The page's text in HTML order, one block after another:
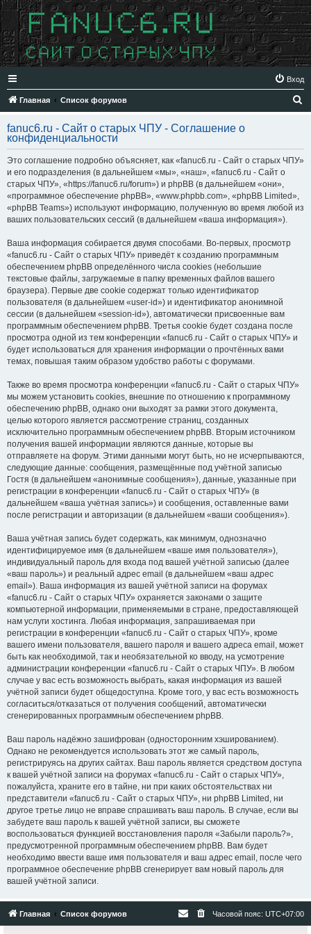
Вход
Главная Список форумов
с
fanuc6.ru - Сайт о старых ЧПУ - Соглашение о
конфиденциальности
Это соглашение подробно объясняет, как «fanuc6.ru - Сайт о старых ЧПУ»
и его подразделения (в дальнейшем «мы», «наш», «fanuc6.ru - Сайт о
старых ЧПУ», «https://fanuc6.ru/forum») и phpBB (в дальнейшем «они»,
«программное обеспечение phpBB», «www.phpbb.com», «phpBB Limited»,
«phpBB Teams») используют информацию, полученную во время любой из
ваших пользовательских сессий (в дальнейшем «ваша информация»).
Ваша информация собирается двумя способами. Во-первых, просмотр
«fanuc6.ru - Сайт о старых ЧПУ» приведёт к созданию программным
обеспечением phpBB определённого числа cookies (небольшие
текстовые файлы, загружаемые в папку временных файлов вашего
браузера). Первые две cookie содержат только идентификатор
пользователя (в дальнейшем «user-id») и идентификатор анонимной
сессии (в дальнейшем «session-id»), автоматически присвоенные вам
программным обеспечением phpBB. Третья cookie будет создана после
просмотра одной из тем конференции «fanuc6.ru - Сайт о старых ЧПУ» и
будет использоваться для хранения информации о прочтённых вами
темах, повышая таким образом удобство работы с форумами.
Также во время просмотра конференции «fanuc6.ru - Сайт о старых ЧПУ»
мы можем установить cookies, внешние по отношению к программному
обеспечению phpBB, однако они выходят за рамки этого документа,
целью которого является рассмотрение страниц, созданных
исключительно программным обеспечением phpBB. Вторым источником
получения вашей информации являются данные, которые вы
отправляете на форум. Этими данными могут быть, но не исчерпываются,
следующие данные: сообщения, размещённые под учётной записью
Гостя (в дальнейшем «анонимные сообщения»), данные, указанные при
регистрации в конференции «fanuc6.ru - Сайт о старых ЧПУ» (в
дальнейшем «ваша учётная запись») и сообщения, оставленные вами
после регистрации и авторизации (в дальнейшем «ваши сообщения»).
Ваша учётная запись будет содержать, как минимум, однозначно
идентифицируемое имя (в дальнейшем «ваше имя пользователя»),
индивидуальный пароль для входа под вашей учётной записью (далее
«ваш пароль») и реальный адрес email (в дальнейшем «ваш адрес
email»). Ваша информация из вашей учётной записи на форумах
«fanuc6.ru - Сайт о старых ЧПУ» охраняется законами о защите
компьютерной информации, применяемыми в стране, предоставляющей
нам услуги хостинга. Любая информация, запрашиваемая при
регистрации в конференции «fanuc6.ru - Сайт о старых ЧПУ», кроме
вашего имени пользователя, вашего пароля и вашего адреса email, может
быть как необходимой, так и необязательной ко вводу, на усмотрение
администрации конференции «fanuc6.ru - Сайт о старых ЧПУ». В любом
случае у вас есть возможность выбрать, какая информация из вашей
учётной записи будет общедоступна. Кроме того, у вас есть возможность
согласиться/отказаться от получения сообщений, автоматически
сгенерированных программным обеспечением phpBB.
Ваш пароль надёжно зашифрован (односторонним хэшированием).
Однако не рекомендуется использовать этот же самый пароль,
регистрируясь на других сайтах. Ваш пароль является средством доступа
к вашей учётной записи на форумах «fanuc6.ru - Сайт о старых ЧПУ»,
пожалуйста, храните его в тайне, ни при каких обстоятельствах ни
представители «fanuc6.ru - Сайт о старых ЧПУ», ни phpBB Limited, ни
другое третье лицо не вправе спрашивать ваш пароль. В случае, если вы
забудете ваш пароль к вашей учётной записи, вы сможете
воспользоваться функцией восстановления пароля «Забыли пароль?»,
предусмотренной программным обеспечением phpBB. Вам будет
необходимо ввести ваше имя пользователя и ваш адрес email, после чего
программное обеспечение phpBB сгенерирует вам новый пароль для
вашей учётной записи.
Главная Список форумов Часовой пояс: UTC+07:00